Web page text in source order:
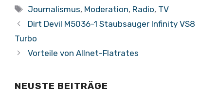
Schlagwörter
Journalismus, Moderation, Radio, TV
Dirt Devil M5036-1 Staubsauger Infinity VS8
Turbo
Vorteile von Allnet-Flatrates
NEUSTE BEITRÄGE